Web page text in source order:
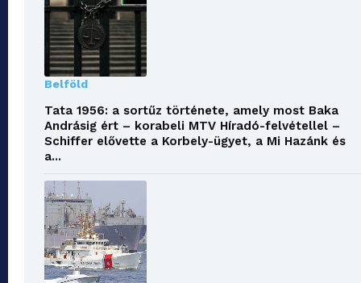
Belföld
Tata 1956: a sortűz története, amely most Baka
Andrásig ért – korabeli MTV Híradó-felvétellel –
Schiffer elővette a Korbely-ügyet, a Mi Hazánk és
a...